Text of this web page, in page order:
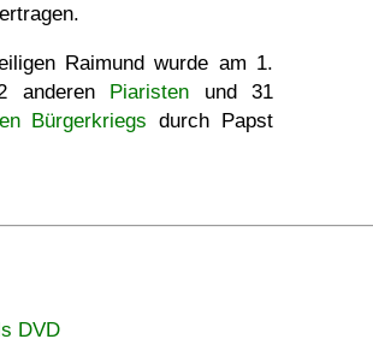
Raimund wurde am 1.
anderen Piaristen und 31
Bürgerkriegs durch Papst
DVD